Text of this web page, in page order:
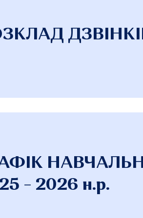
– 2026 н.р.